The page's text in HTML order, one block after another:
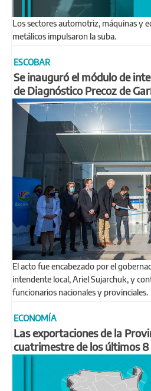
Los sectores automotriz, máquinas y equipos, textil, y minerales no
metálicos impulsaron la suba.
ESCOBAR
Se inauguró el módulo de
de Diagnóstico Precoz de
El acto fue encabezado por el gobernador Axel Kicillof y el
intendente local, Ariel Sujarchuk, y
funcionarios nacionales y provinciales.
ECONOMÍA
Las exportaciones de la
cuatrimestre de los últimos 8